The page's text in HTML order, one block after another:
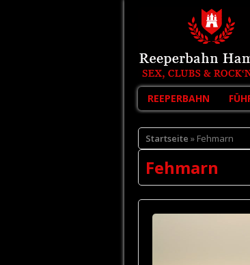
REEPERBAHN
Startseite » Fehmarn
Fehmarn